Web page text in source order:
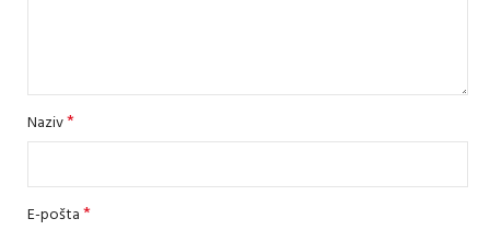
Naziv*
E-pošta*